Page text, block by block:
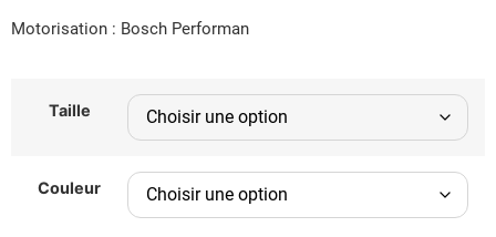
Motorisation : Bosch Performan
Taille
Couleur